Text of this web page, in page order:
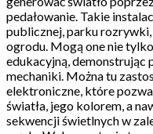
pedałowanie. Takie
publicznej, parku
ogrodu. Mogą one nie
edukacyjną, demonstrując
mechaniki. Można tu
elektroniczne, które
światła, jego kolorem, a
sekwencji świetlnych w